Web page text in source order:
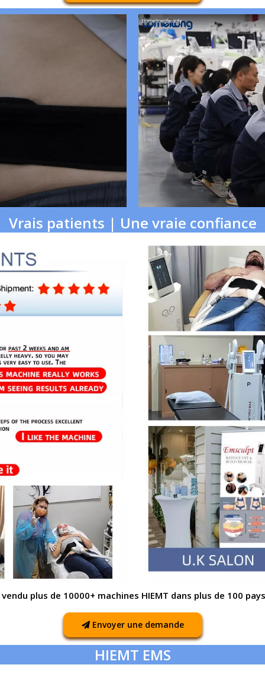
Vrais patients | Une vraie confiance
plus de 10000+ machines HIEMT dans plus de 100 pays
Envoyer une demande
HIEMT EMS